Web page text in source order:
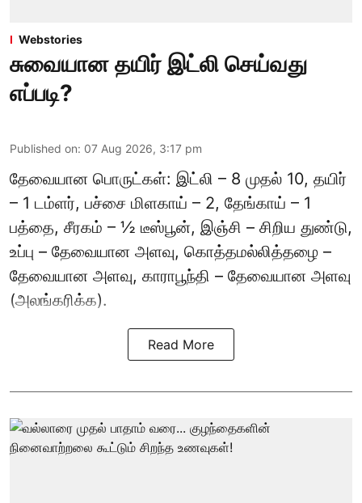
Webstories
சுவையான தயிர் இட்லி செய்வது
எப்படி?
Published on: 07 Aug 2026, 3:17 pm
தேவையான பொருட்கள்: இட்லி – 8 முதல் 10, தயிர்
– 1 டம்ளர், பச்சை மிளகாய் – 2, தேங்காய் – 1
பத்தை, சீரகம் – ½ டீஸ்பூன், இஞ்சி – சிறிய துண்டு,
உப்பு – தேவையான அளவு, கொத்தமல்லித்தழை –
தேவையான அளவு, காராபூந்தி – தேவையான அளவு
(அலங்கரிக்க).
Read More